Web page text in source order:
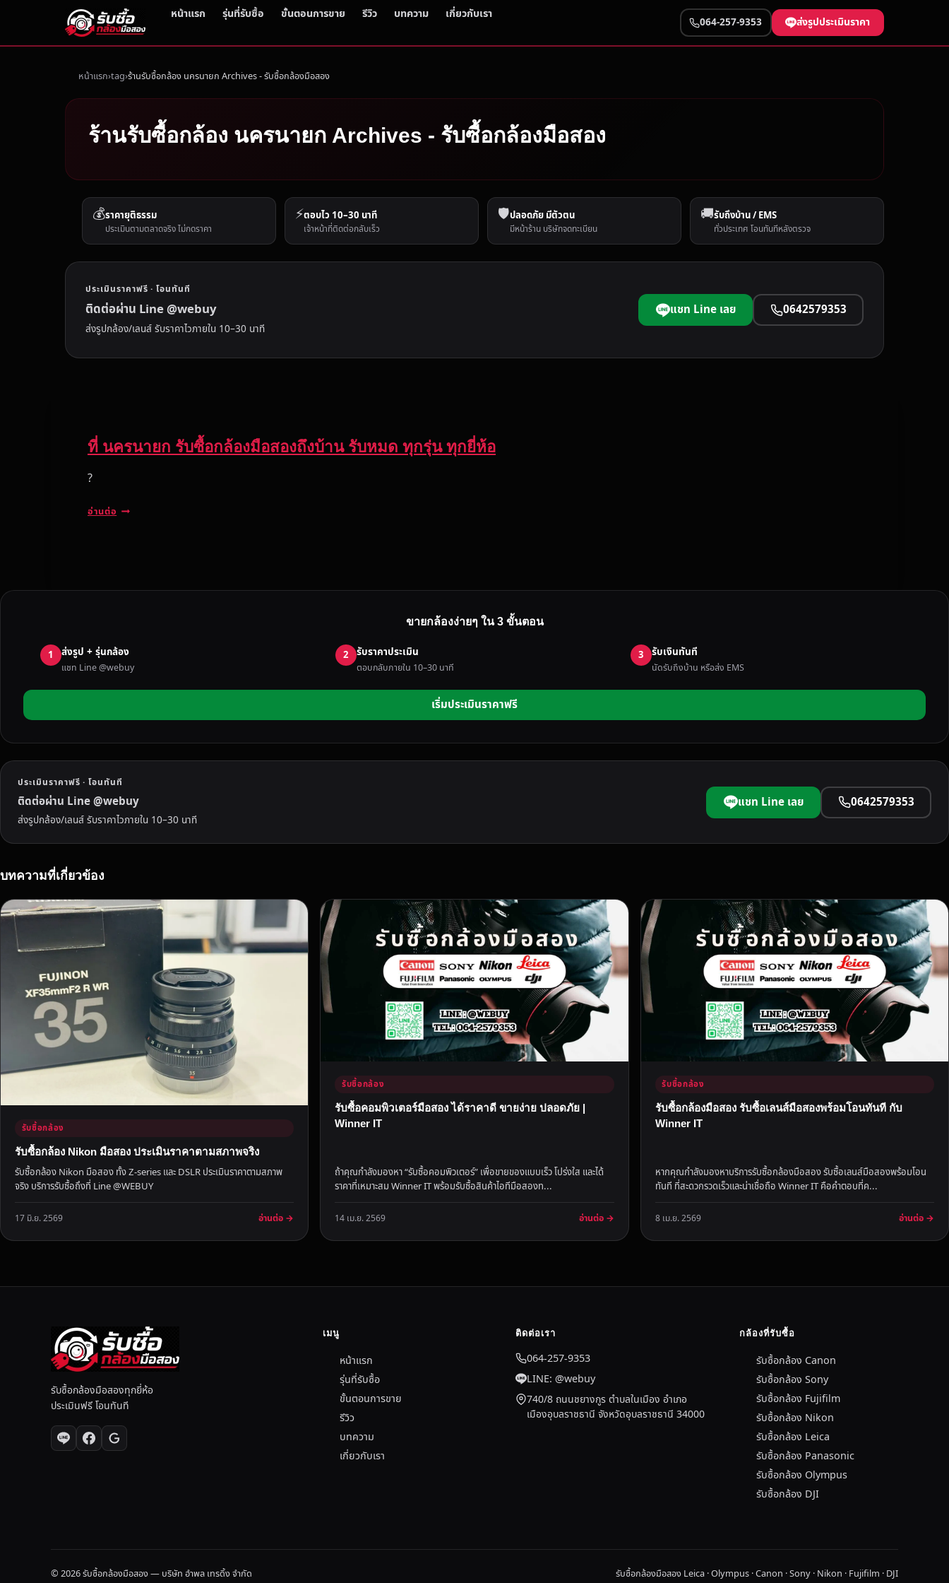
หน้าแรก รุ่นที่รับซื้อ ขั้นตอนการขาย รีวิว บทความ เกี่ยวกับเรา
064-257-9353 ส่งรูปประเมินราคา
หน้าแรก tag ร้านรับซื้อกล้อง นครนายก Archives - รับซื้อกล้องมือสอง
ร้านรับซื้อกล้อง นครนายก Archives - รับซื้อกล้องมือสอง
💰ราคายุติธรรม
ประเมินตามตลาดจริง ไม่กดราคา
⚡ตอบไว 10–30 นาที
เจ้าหน้าที่ติดต่อกลับเร็ว
🛡️ปลอดภัย มีตัวตน
มีหน้าร้าน บริษัทจดทะเบียน
🚚รับถึงบ้าน / EMS
ทั่วประเทศ โอนทันทีหลังตรวจ
ประเมินราคาฟรี · โอนทันที
ติดต่อผ่าน Line @webuy
ส่งรูปกล้อง/เลนส์ รับราคาไวภายใน 10–30 นาที
แชท Line เลย 0642579353
ที่ นครนายก รับซื้อกล้องมือสองถึงบ้าน รับหมด ทุกรุ่น ทุกยี่ห้อ
?
อ่านต่อ ที่
า
บ
ซื้
อ
ล้
อ
ส
อ
า
น
น
ยี่
ขายกล้องง่ายๆ ใน 3 ขั้นตอน
1 ส่งรูป + รุ่นกล้อง
แชท Line @webuy
2 รับราคาประเมิน
ตอบกลับภายใน 10–30 นาที
3 รับเงินทันที
นัดรับถึงบ้าน หรือส่ง EMS
เริ่มประเมินราคาฟรี
ประเมินราคาฟรี · โอนทันที
ติดต่อผ่าน Line @webuy
ส่งรูปกล้อง/เลนส์ รับราคาไวภายใน 10–30 นาที
แชท Line เลย 0642579353
บทความที่เกี่ยวข้อง
รับซื้อกล้อง
รับซื้อกล้อง Nikon มือสอง ประเมินราคาตามสภาพจริง
รับซื้อกล้อง Nikon มือสอง ทั้ง Z-series และ DSLR ประเมินราคาตามสภาพ
จริง บริการรับซื้อถึงที่ Line @WEBUY
17 มิ.ย. 2569 อ่านต่อ →
รับซื้อกล้อง
รับซื้อคอมพิวเตอร์มือสอง ได้ราคาดี ขายง่าย ปลอดภัย |
Winner IT
ถ้าคุณกำลังมองหา “รับซื้อคอมพิวเตอร์” เพื่อขายของแบบเร็ว โปร่งใส และได้
ราคาที่เหมาะสม Winner IT พร้อมรับซื้อสินค้าไอทีมือสองท...
14 เม.ย. 2569 อ่านต่อ →
รับซื้อกล้อง
รับซื้อกล้องมือสอง รับซื้อเลนส์มือสองพร้อมโอนทันที กับ
Winner IT
หากคุณกำลังมองหาบริการรับซื้อกล้องมือสอง รับซื้อเลนส์มือสองพร้อมโอน
ทันที ที่สะดวกรวดเร็วและน่าเชื่อถือ Winner IT คือคำตอบที่ค...
8 เม.ย. 2569 อ่านต่อ →
รับซื้อกล้องมือสองทุกยี่ห้อ
ประเมินฟรี โอนทันที
เมนู
หน้าแรก
รุ่นที่รับซื้อ
ขั้นตอนการขาย
รีวิว
บทความ
เกี่ยวกับเรา
ติดต่อเรา
064-257-9353
LINE: @webuy
740/8 ถนนชยางกูร ตำบลในเมือง อำเภอ
เมืองอุบลราชธานี จังหวัดอุบลราชธานี 34000
กล้องที่รับซื้อ
รับซื้อกล้อง Canon
รับซื้อกล้อง Sony
รับซื้อกล้อง Fujifilm
รับซื้อกล้อง Nikon
รับซื้อกล้อง Leica
รับซื้อกล้อง Panasonic
รับซื้อกล้อง Olympus
รับซื้อกล้อง DJI
© 2026 รับซื้อกล้องมือสอง — บริษัท อำพล เทรดิ้ง จำกัด รับซื้อกล้องมือสอง Leica · Olympus · Canon · Sony · Nikon · Fujifilm · DJI